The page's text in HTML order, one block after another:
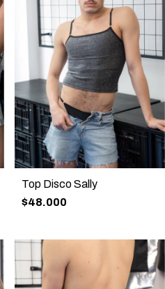
Top Disco Sally
$48.000